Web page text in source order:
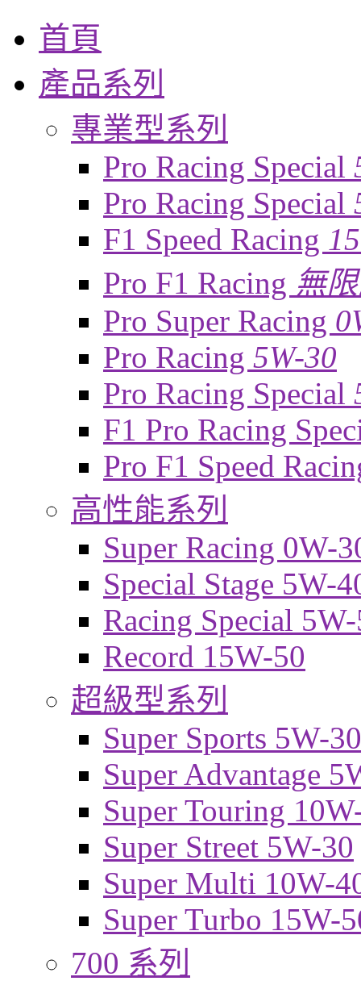
首頁
產品系列
專業型系列
Pro Racing Special
Pro Racing Special
F1 Speed Racing
Pro F1 Racing 無
Pro Super Racing
Pro Racing 5W-30
Pro Racing Special
F1 Pro Racing
Pro F1 Speed
高性能系列
Super Racing 0W-
Special Stage 5W-
Racing Special
Record 15W-50
超級型系列
Super Sports 5W-30
Super Advantage
Super Touring
Super Street 5W-30
Super Multi 10W-
Super Turbo 15W-
700 系列